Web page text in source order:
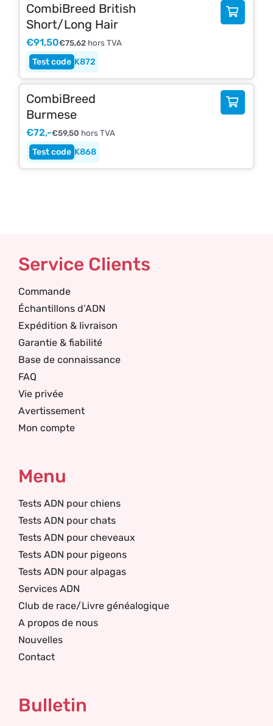
K872
CombiBreed British
Short/Long Hair
€91,50€75,62hors TVA
K868
CombiBreed
Burmese
€72,-€59,50 hors TVA
Service Clients
Commande
Échantillons d’ADN
Expédition & livraison
Garantie & fiabilité
Base de connaissance
FAQ
Vie privée
Avertissement
Mon compte
Menu
Tests ADN pour chiens
Tests ADN pour chats
Tests ADN pour cheveaux
Tests ADN pour pigeons
Tests ADN pour alpagas
Services ADN
Club de race/Livre généalogique
A propos de nous
Nouvelles
Contact
Bulletin